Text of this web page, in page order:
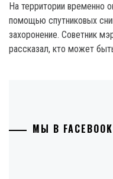
На территории временно
помощью спутниковых
захоронение. Советник
рассказал, кто может
МЫ В FACEBOOK